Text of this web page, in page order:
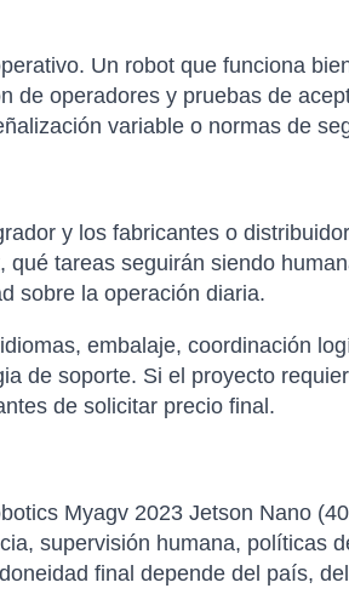
Un robot que funciona
de operadores y pruebas de
variable o normas de
y los fabricantes o
tareas seguirán siendo
sobre la operación diaria.
embalaje, coordinación
de soporte. Si el proyecto
de solicitar precio final.
Myagv 2023 Jetson Nano
supervisión humana, políticas
final depende del país,